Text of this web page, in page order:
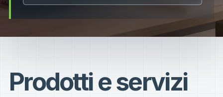
Prodotti e servizi